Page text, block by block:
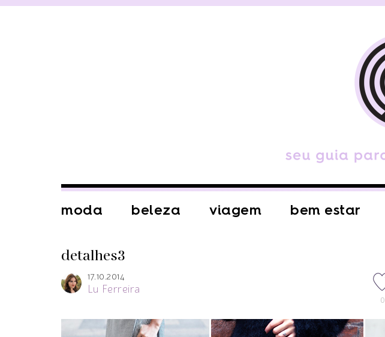
moda beleza viagem bem estar
detalhes3
17.10.2014
Lu Ferreira
0